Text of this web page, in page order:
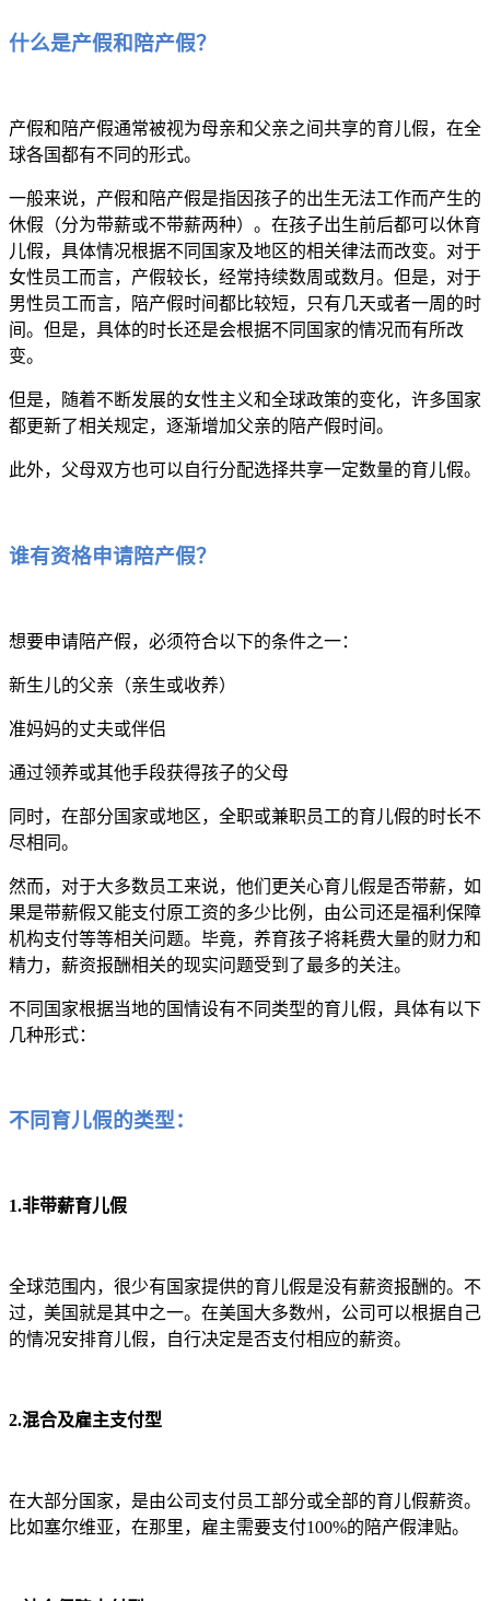
什么是产假和陪产假？
产假和陪产假通常被视为母亲和父亲之间共享的育儿假，在全
球各国都有不同的形式。
一般来说，产假和陪产假是指因孩子的出生无法工作而产生的
休假（分为带薪或不带薪两种）。在孩子出生前后都可以休育
儿假，具体情况根据不同国家及地区的相关律法而改变。对于
女性员工而言，产假较长，经常持续数周或数月。但是，对于
男性员工而言，陪产假时间都比较短，只有几天或者一周的时
间。但是，具体的时长还是会根据不同国家的情况而有所改
变。
但是，随着不断发展的女性主义和全球政策的变化，许多国家
都更新了相关规定，逐渐增加父亲的陪产假时间。
此外，父母双方也可以自行分配选择共享一定数量的育儿假。
谁有资格申请陪产假？
想要申请陪产假，必须符合以下的条件之一：
新生儿的父亲（亲生或收养）
准妈妈的丈夫或伴侣
通过领养或其他手段获得孩子的父母
同时，在部分国家或地区，全职或兼职员工的育儿假的时长不
尽相同。
然而，对于大多数员工来说，他们更关心育儿假是否带薪，如
果是带薪假又能支付原工资的多少比例，由公司还是福利保障
机构支付等等相关问题。毕竟，养育孩子将耗费大量的财力和
精力，薪资报酬相关的现实问题受到了最多的关注。
不同国家根据当地的国情设有不同类型的育儿假，具体有以下
几种形式：
不同育儿假的类型：
1.非带薪育儿假
全球范围内，很少有国家提供的育儿假是没有薪资报酬的。不
过，美国就是其中之一。在美国大多数州，公司可以根据自己
的情况安排育儿假，自行决定是否支付相应的薪资。
2.混合及雇主支付型
在大部分国家，是由公司支付员工部分或全部的育儿假薪资。
比如塞尔维亚，在那里，雇主需要支付100%的陪产假津贴。